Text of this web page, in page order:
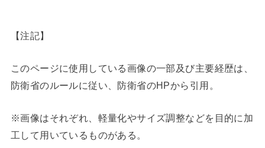
【注記】
このページに使用している画像の一部及び主要経歴は、
防衛省のルールに従い、防衛省のHPから引用。
※画像はそれぞれ、軽量化やサイズ調整などを目的に加
工して用いているものがある。